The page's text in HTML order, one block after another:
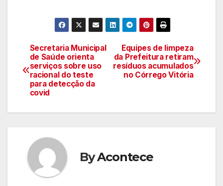
Navegação
de
artigos
Equipes de limpeza
da Prefeitura retiram
resíduos acumulados
no Córrego Vitória
Secretaria Municipal
de Saúde orienta
serviços sobre uso
racional do teste
para detecção da
covid
ByAcontece